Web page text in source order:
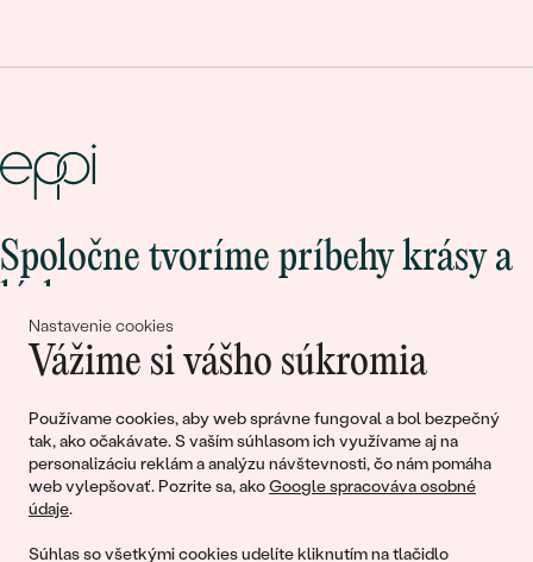
Nastavenie cookies
Vážime si vášho súkromia
Používame cookies, aby web správne fungoval a bol bezpečný
tak, ako očakávate. S vaším súhlasom ich využívame aj na
personalizáciu reklám a analýzu návštevnosti, čo nám pomáha
web vylepšovať. Pozrite sa, akoGoogle spracováva osobné
údaje.
Súhlas so všetkými cookies udelíte kliknutím na tlačidlo
Spoločne tvoríme príbehy krásy a
Pripojte sa k nám!